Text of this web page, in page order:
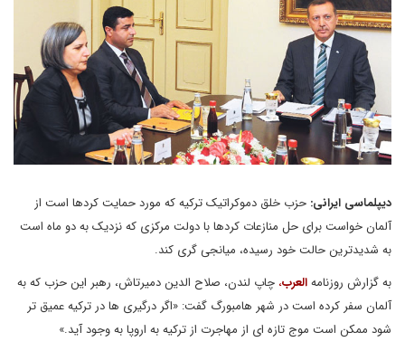
دیپلماسی ایرانی: حزب خلق دموکراتیک ترکیه که مورد حمایت کردها است از
آلمان خواست برای حل منازعات کردها با دولت مرکزی که نزدیک به دو ماه است
به شدیدترین حالت خود رسیده، میانجی گری کند.
به گزارش روزنامهالعرب، چاپ لندن، صلاح الدین دمیرتاش، رهبر این حزب که به
آلمان سفر کرده است در شهر هامبورگ گفت: «اگر درگیری ها در ترکیه عمیق تر
شود ممکن است موج تازه ای از مهاجرت از ترکیه به اروپا به وجود آید.»